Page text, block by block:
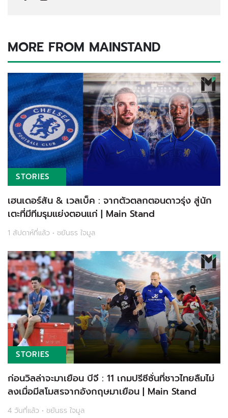
MORE FROM MAINSTAND
STORIES
เฮนเดอร์สัน & เวลเบ็ค : จากตัวตลกตอนดาวรุ่ง สู่นัก
เตะที่มีทีมรุมแย่งตอนแก่ | Main Stand
1 สัปดาห์ที่แล้ว • ชยันธร ใจมูล
STORIES
ก่อนวิลล่าจะมาเยือน บีจี : 11 เกมปรีซีซั่นที่ชาวไทยลืมไม่
ลงเมื่อมีสโมสรจากอังกฤษมาเยือน | Main Stand
4 วันที่แล้ว • ชยันธร ใจมูล